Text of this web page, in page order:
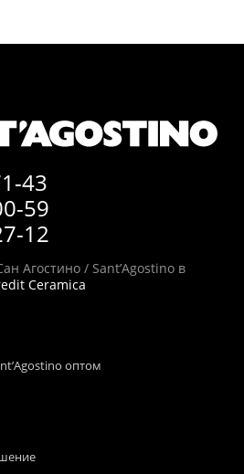
43
59
12
Агостино / Sant’Agostino в
Ceramica
оптом